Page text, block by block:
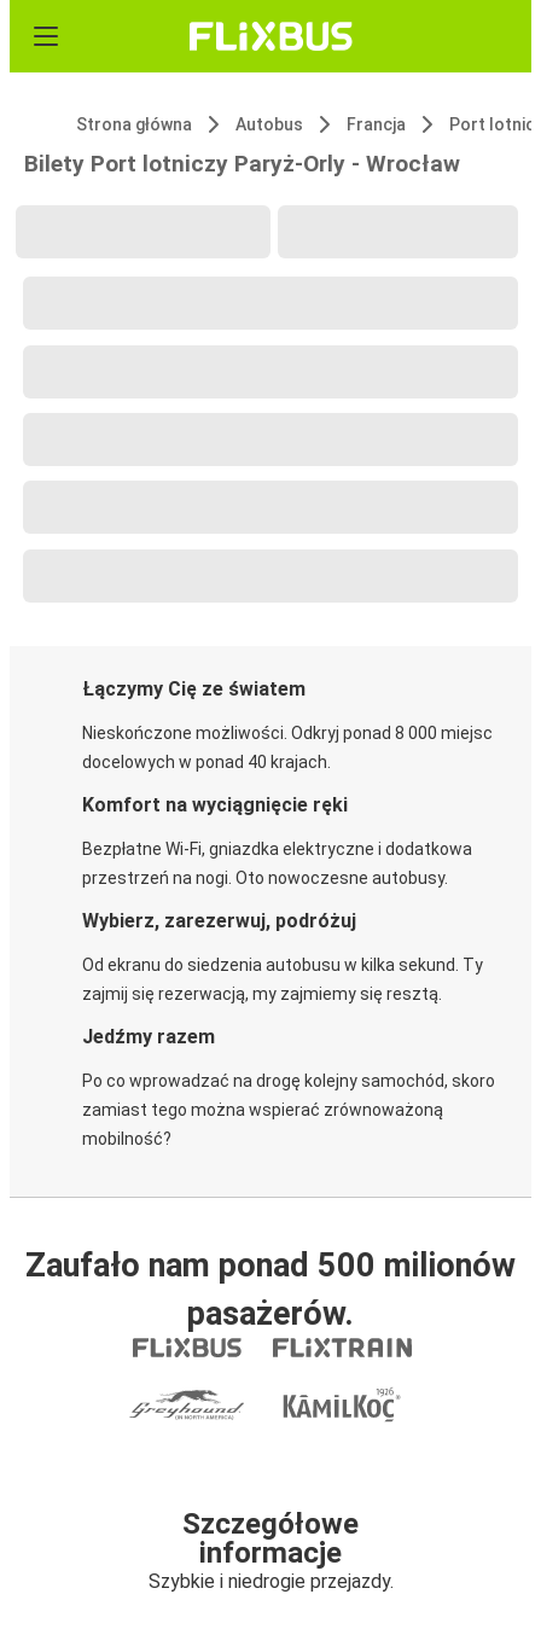
Strona główna Autobus Francja
Bilety Port lotniczy Paryż-Orly - Wrocław
Łączymy Cię ze światem
Nieskończone możliwości. Odkryj ponad 8 000 miejsc
docelowych w ponad 40 krajach.
Komfort na wyciągnięcie ręki
Bezpłatne Wi-Fi, gniazdka elektryczne i dodatkowa
przestrzeń na nogi. Oto nowoczesne autobusy.
Wybierz, zarezerwuj, podróżuj
Od ekranu do siedzenia autobusu w kilka sekund. Ty
zajmij się rezerwacją, my zajmiemy się resztą.
Jedźmy razem
Po co wprowadzać na drogę kolejny samochód, skoro
zamiast tego można wspierać zrównoważoną
mobilność?
Zaufało nam ponad 500 milionów
pasażerów.
Szczegółowe
informacje
Szybkie i niedrogie przejazdy.